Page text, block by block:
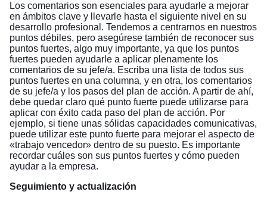
Los comentarios son esenciales para ayudarle a mejorar
en ámbitos clave y llevarle hasta el siguiente nivel en su
desarrollo profesional. Tendemos a centrarnos en nuestros
puntos débiles, pero asegúrese también de reconocer sus
puntos fuertes, algo muy importante, ya que los puntos
fuertes pueden ayudarle a aplicar plenamente los
comentarios de su jefe/a. Escriba una lista de todos sus
puntos fuertes en una columna, y en otra, los comentarios
de su jefe/a y los pasos del plan de acción. A partir de ahí,
debe quedar claro qué punto fuerte puede utilizarse para
aplicar con éxito cada paso del plan de acción. Por
ejemplo, si tiene unas sólidas capacidades comunicativas,
puede utilizar este punto fuerte para mejorar el aspecto de
«trabajo vencedor» dentro de su puesto. Es importante
recordar cuáles son sus puntos fuertes y cómo pueden
ayudar a la empresa.
Seguimiento y actualización